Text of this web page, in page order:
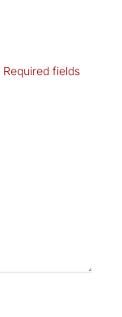
Required fields